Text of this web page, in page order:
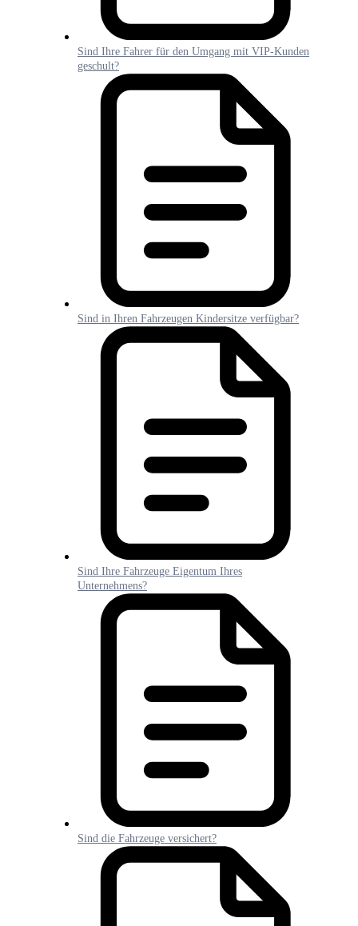
Sind Ihre Fahrer für den Umgang mit VIP-Kunden
geschult?
Sind in Ihren Fahrzeugen Kindersitze verfügbar?
Sind Ihre Fahrzeuge Eigentum Ihres
Unternehmens?
Sind die Fahrzeuge versichert?